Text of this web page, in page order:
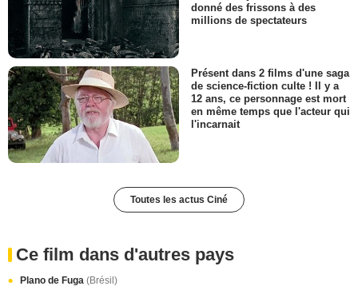
donné des frissons à des
millions de spectateurs
Présent dans 2 films d'une saga
de science-fiction culte ! Il y a
12 ans, ce personnage est mort
en même temps que l'acteur qui
l'incarnait
Toutes les actus Ciné
Ce film dans d'autres pays
Plano de Fuga (Brésil)